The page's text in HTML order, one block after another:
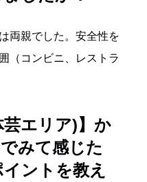
両親でした。安全性を
（コンビニ、レストラ
エリア)】 か
みて感じた
ントを教え